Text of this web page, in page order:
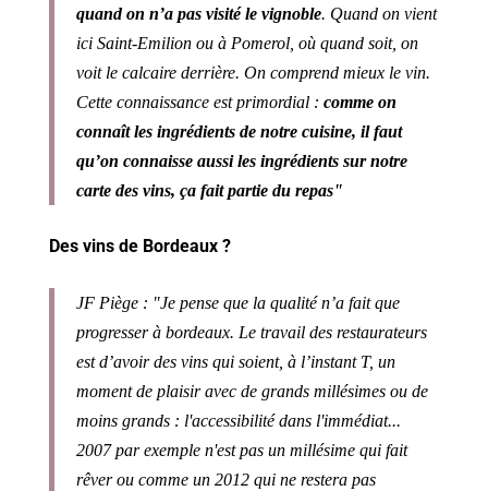
quand on n’a pas visité le vignoble. Quand on vient
ici Saint-Emilion ou à Pomerol, où quand soit, on
voit le calcaire derrière. On comprend mieux le vin.
Cette connaissance est primordial : comme on
connaît les ingrédients de notre cuisine, il faut
qu’on connaisse aussi les ingrédients sur notre
carte des vins, ça fait partie du repas"
Des vins de Bordeaux ?
JF Piège : "Je pense que la qualité n’a fait que
progresser à bordeaux. Le travail des restaurateurs
est d’avoir des vins qui soient, à l’instant T, un
moment de plaisir avec de grands millésimes ou de
moins grands : l'accessibilité dans l'immédiat...
2007 par exemple n'est pas un millésime qui fait
rêver ou comme un 2012 qui ne restera pas